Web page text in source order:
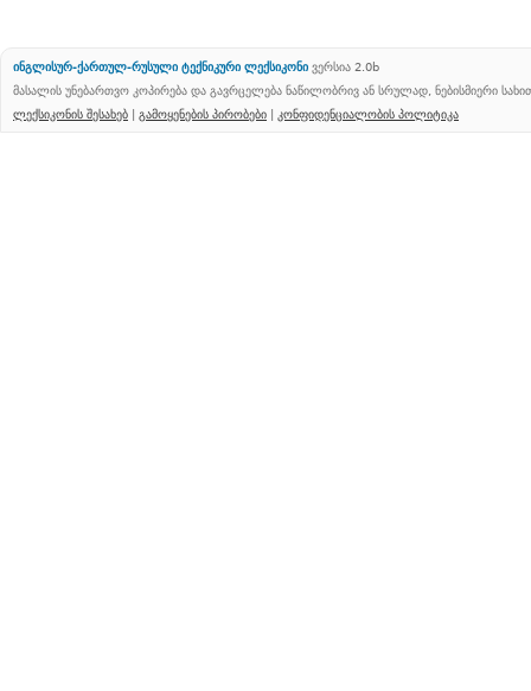
ინგლისურ-ქართულ-რუსული ტექნიკური ლექსიკონი ვერსია 2.0b
მასალის უნებართვო კოპირება და გავრცელება ნაწილობრივ ან სრულად, ნებისმიერი
ლექსიკონის შესახებ | გამოყენების პირობები | კონფიდენციალობის პოლიტიკა